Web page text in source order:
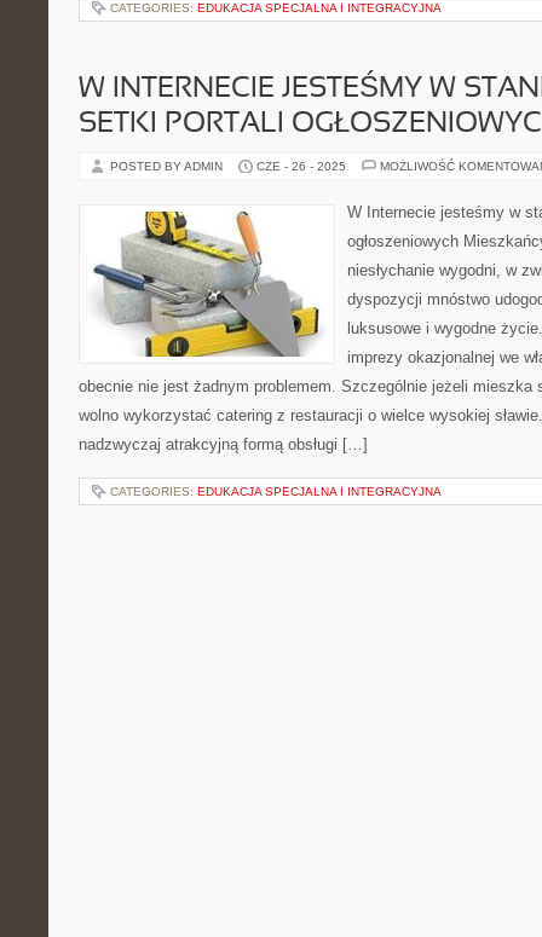
CATEGORIES: EDUKACJA SPECJALNA I INTEGRACYJNA
W INTERNECIE JESTEŚMY W
SETKI PORTALI
POSTED BY ADMIN CZE - 26 - 2025 MOŻLIWOŚĆ
W Internecie jesteśmy w
ogłoszeniowych
niesłychanie wygodni, w
dyspozycji mnóstwo
luksusowe i wygodne
imprezy okazjonalnej we
obecnie nie jest żadnym problemem. Szczególnie jeżeli mieszka
wolno wykorzystać catering z restauracji o wielce wysokiej
nadzwyczaj atrakcyjną formą obsługi […]
CATEGORIES: EDUKACJA SPECJALNA I INTEGRACYJNA